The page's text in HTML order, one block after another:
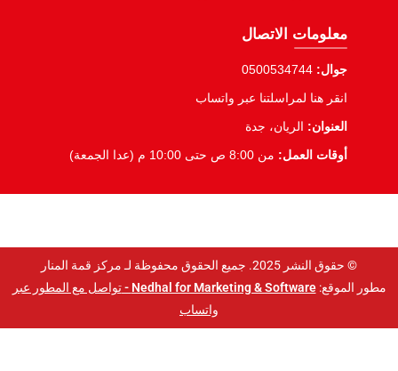
معلومات الاتصال
جوال: 0500534744
انقر هنا لمراسلتنا عبر واتساب
العنوان: الريان، جدة
أوقات العمل: من 8:00 ص حتى 10:00 م (عدا الجمعة)
© حقوق النشر 2025. جميع الحقوق محفوظة لـ مركز قمة المنار
مطور الموقع:Nedhal for Marketing & Software -
تواصل مع المطور عبر
واتساب